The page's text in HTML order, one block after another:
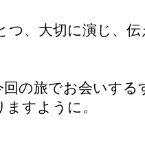
つ、大切に演じ、
の旅でお会いする
すように。